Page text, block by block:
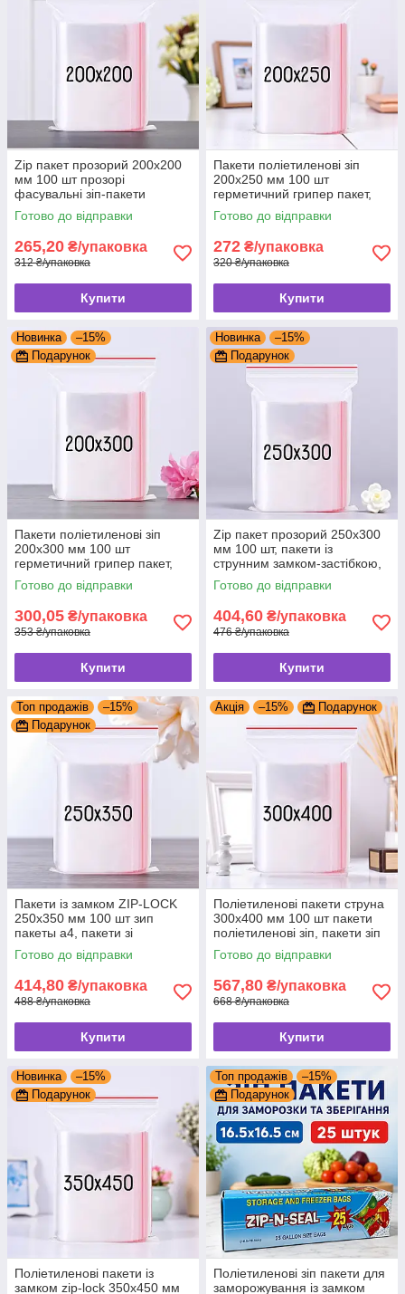
Zip пакет прозорий 200x200
мм 100 шт прозорі
фасувальні зіп-пакети
замком-застібкою, пакети із
замком
Готово до відправки
265,20 ₴/упаковка
312 ₴/упаковка
Купити
Пакети поліетиленові зіп
200x250 мм 100 шт
герметичний грипер пакет,
пакети із замком ziplock
грипер
Готово до відправки
272 ₴/упаковка
320 ₴/упаковка
Купити
Новинка
–15%
Подарунок
Пакети поліетиленові зіп
200x300 мм 100 шт
герметичний грипер пакет,
пакети із замком ziplock
грипер
Готово до відправки
300,05 ₴/упаковка
353 ₴/упаковка
Купити
Новинка
–15%
Подарунок
Zip пакет прозорий 250x300
мм 100 шт, пакети із
струнним замком-застібкою,
грипери, пакети із замком
Готово до відправки
404,60 ₴/упаковка
476 ₴/упаковка
Купити
Топ продажів
–15%
Подарунок
Пакети із замком ZIP-LOCK
250x350 мм 100 шт зип
пакеты а4, пакети зі
струнною застібкою, пакети
на застібці
Готово до відправки
414,80 ₴/упаковка
488 ₴/упаковка
Купити
Акція –15% Подарунок
Поліетиленові пакети струна
300x400 мм 100 шт пакети
поліетиленові зіп, пакети зіп
лок універсальні
Готово до відправки
567,80 ₴/упаковка
668 ₴/упаковка
Купити
Новинка
–15%
Подарунок
Поліетиленові пакети із
замком zip-lock 350x450 мм
Топ продажів
–15%
Подарунок
Поліетиленові зіп пакети для
заморожування із замком